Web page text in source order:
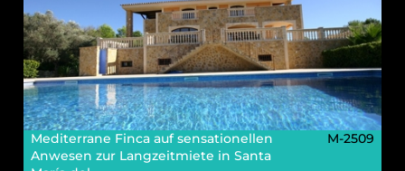
Mediterrane Finca auf sensationellen
Anwesen zur Langzeitmiete in Santa
M-2509